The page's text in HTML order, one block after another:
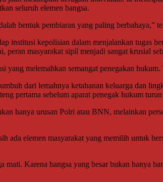
seluruh elemen bangsa.
bentuk pembiaran yang paling
institusi kepolisian dalam menjalankan tugas
masyarakat sipil menjadi sangat krusial
melemahkan semangat penegakan
dari lemahnya ketahanan keluarga dan
pertama sebelum aparat penegak hukum
hanya urusan Polri atau BNN, melainkan
elemen masyarakat yang memilih untuk
Karena bangsa yang besar bukan hanya